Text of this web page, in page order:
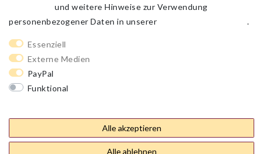
Impressum
Kontakt
und weitere Hinweise zur Verwendung
personenbezogener Daten in unserer
.
Essenziell
Externe Medien
PayPal
Funktional
Alle akzeptieren
Alle ablehnen